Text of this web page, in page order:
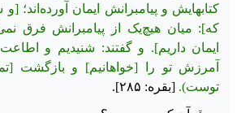
کتاب‏هایش و پیامبرانش ایمان
که]: میان هیچ‌یک از پیامبرانش فرق
ایمان داریم]. و گفتند: شنیدیم و اطاعت
آمرزش تو را [خواهانیم] و بازگشت
توست). [بقره: ۲۸۵].